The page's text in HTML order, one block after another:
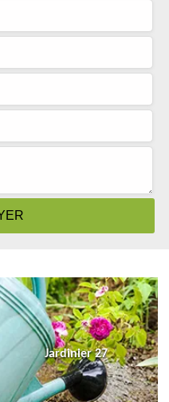
Jardinier 27